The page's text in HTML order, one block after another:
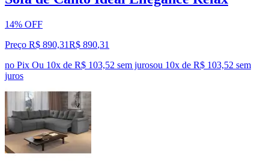
14% OFF
Preço R$ 890,31R$ 890,31
no Pix Ou 10x de R$ 103,52 sem jurosou 10x de R$ 103,52 sem
juros